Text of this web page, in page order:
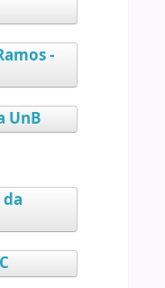
-
UnB